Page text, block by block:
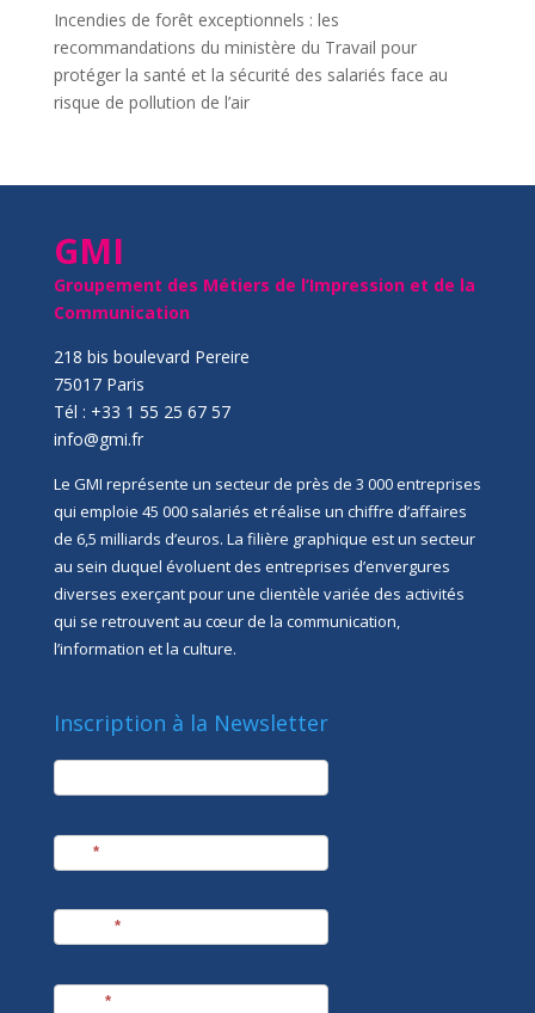
Incendies de forêt exceptionnels : les
recommandations du ministère du Travail pour
protéger la santé et la sécurité des salariés face au
risque de pollution de l’air
GMI
Groupement des Métiers de l’Impression et de la
Communication
218 bis boulevard Pereire
75017 Paris
Tél : +33 1 55 25 67 57
info@gmi.fr
Le GMI représente un secteur de près de 3 000 entreprises
qui emploie 45 000 salariés et réalise un chiffre d’affaires
de 6,5 milliards d’euros. La filière graphique est un secteur
au sein duquel évoluent des entreprises d’envergures
diverses exerçant pour une clientèle variée des activités
qui se retrouvent au cœur de la communication,
l’information et la culture.
Inscription à la Newsletter
newsletter
*
*
*